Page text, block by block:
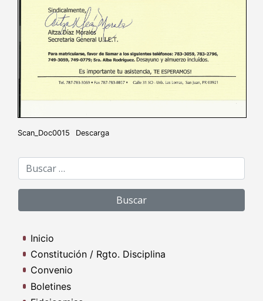
Scan_Doc0015 Descarga
Buscar:
Inicio
Constitución / Rgto. Disciplina
Convenio
Boletines